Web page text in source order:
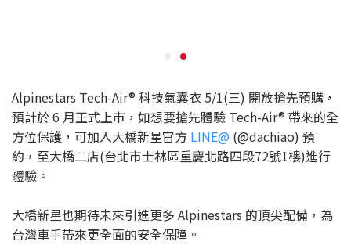
Alpinestars Tech-Air® 科技氣囊衣 5/1(三) 開放搶先預購，
預計於 6 月正式上市，如想要搶先體驗 Tech-Air® 帶來的全
方位保護，可加入大橋新星官方 LINE@ (@dachiao) 預
約，至大橋二店(台北市士林區重慶北路四段72號1樓)進行
體驗。
大橋新星也期待未來引進更多 Alpinestars 的頂尖配備，為
台灣車手帶來更全面的安全保障。